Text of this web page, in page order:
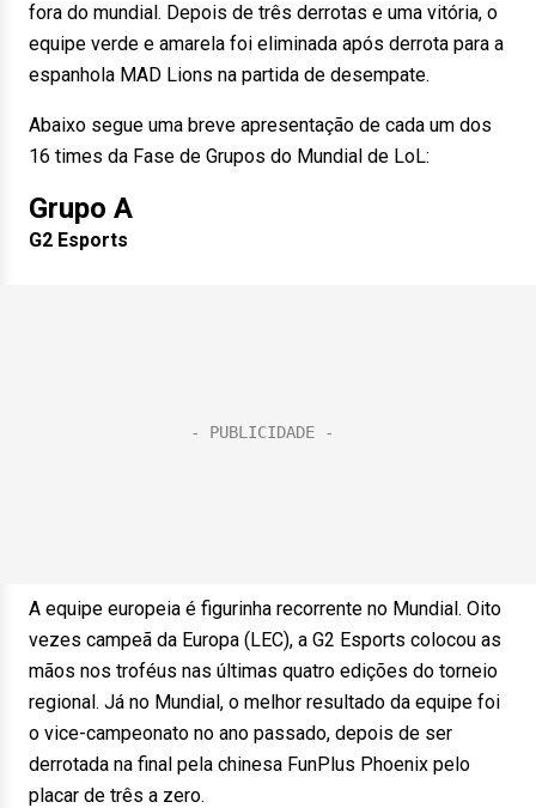
fora do mundial. Depois de três derrotas e uma vitória, o
equipe verde e amarela foi eliminada após derrota para a
espanhola MAD Lions na partida de desempate.
Abaixo segue uma breve apresentação de cada um dos
16 times da Fase de Grupos do Mundial de LoL:
Grupo A
G2 Esports
A equipe europeia é figurinha recorrente no Mundial. Oito
vezes campeã da Europa (LEC), a G2 Esports colocou as
mãos nos troféus nas últimas quatro edições do torneio
regional. Já no Mundial, o melhor resultado da equipe foi
o vice-campeonato no ano passado, depois de ser
derrotada na final pela chinesa FunPlus Phoenix pelo
placar de três a zero.